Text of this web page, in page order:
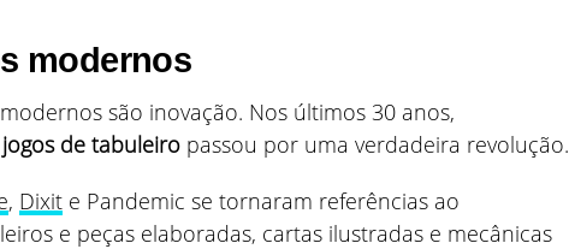
modernos
são inovação. Nos últimos 30 anos,
de tabuleiro passou por uma verdadeira revolução.
, Dixit e Pandemic se tornaram referências ao
e peças elaboradas, cartas ilustradas e mecânicas